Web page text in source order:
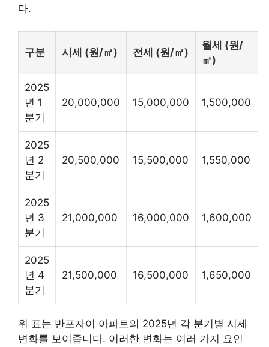
다.
구분 시세 (원/㎡) 전세 (원/㎡)
월세 (원/
㎡)
2025
년 1
분기
20,000,000 15,000,000 1,500,000
2025
년 2
분기
20,500,000 15,500,000 1,550,000
2025
년 3
분기
21,000,000 16,000,000 1,600,000
2025
년 4
분기
21,500,000 16,500,000 1,650,000
위 표는 반포자이 아파트의 2025년 각 분기별 시세
변화를 보여줍니다. 이러한 변화는 여러 가지 요인